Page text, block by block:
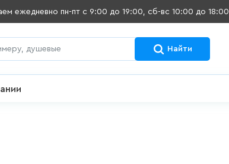
ежедневно пн-пт с 9:00 до 19:00, сб-вс 10:00 до 18:00
Найти